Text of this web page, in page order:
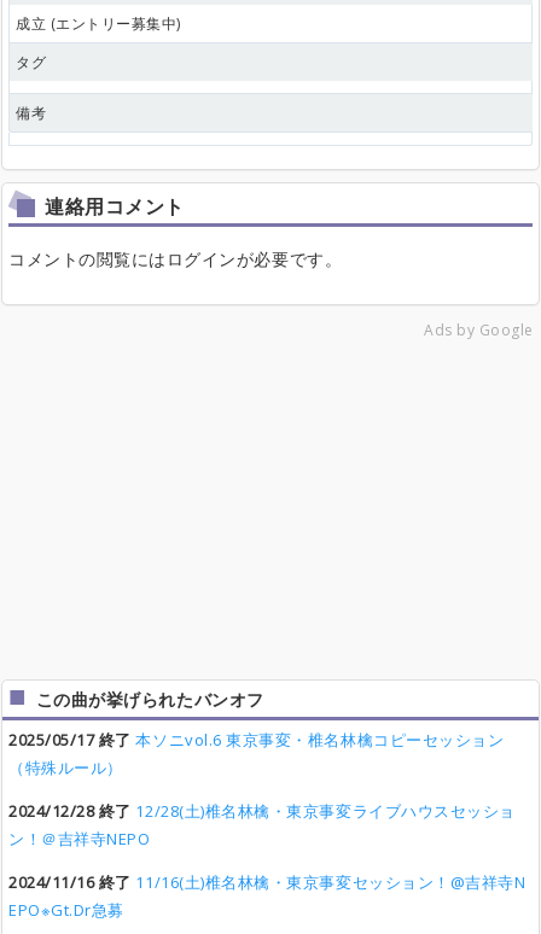
成立 (エントリー募集中)
タグ
備考
連絡用コメント
コメントの閲覧にはログインが必要です。
Ads by Google
この曲が挙げられたバンオフ
2025/05/17 終了 本ソニvol.6 東京事変・椎名林檎コピーセッション
（特殊ルール）
2024/12/28 終了 12/28(土)椎名林檎・東京事変ライブハウスセッショ
ン！＠吉祥寺NEPO
2024/11/16 終了 11/16(土)椎名林檎・東京事変セッション！@吉祥寺N
EPO※Gt.Dr急募